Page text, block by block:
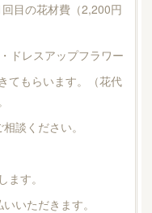
目の花材費（2,200円
ドレスアップフラワー
てもらいます。（花代
談ください。
す。
いただきます。